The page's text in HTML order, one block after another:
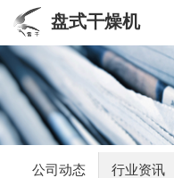
盘式干燥机
公司动态 行业资讯